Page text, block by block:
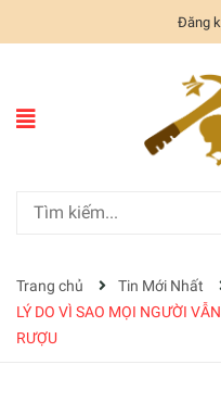
Đăng
Trang chủ
Tin Mới Nhất
LÝ DO VÌ SAO MỌI NGƯỜI
RƯỢU